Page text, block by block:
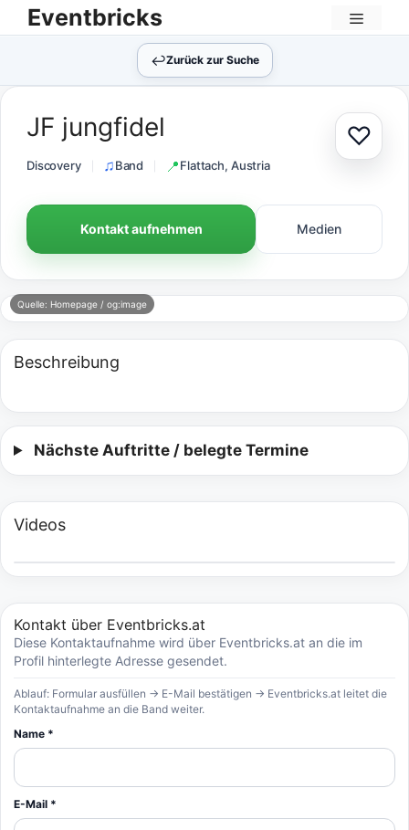
Zum
Inhalt
Eventbricks
Menü
↩︎Zurück zur Suche
♡Zur
JF jungfidel
Discovery Band Flattach, Austria
Kontakt aufnehmen Medien
Quelle: Homepage / og:image
Beschreibung
Nächste Auftritte / belegte Termine
Videos
Kontakt über Eventbricks.at
Diese Kontaktaufnahme wird über Eventbricks.at an die im
Profil hinterlegte Adresse gesendet.
Ablauf: Formular ausfüllen → E-Mail bestätigen → Eventbricks.at leitet die
Kontaktaufnahme an die Band weiter.
Name *
E-Mail *